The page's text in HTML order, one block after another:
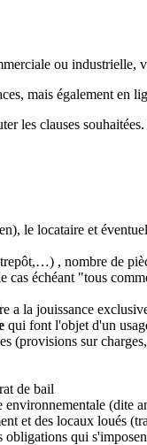
ou industrielle,
mais également en
les clauses
le locataire et
, nombre de
cas échéant "tous
a la jouissance
qui font l'objet d'un
(provisions sur
de bail
environnementale (dite
et des locaux
qui